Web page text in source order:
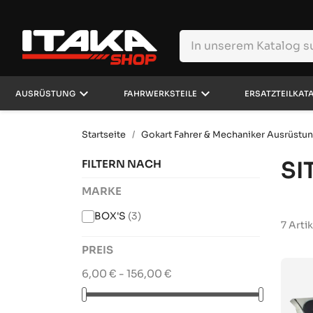
AUSRÜSTUNG keyboard_arrow_down FAHRWERKSTEILE keyboard_arrow_down
Startseite Gokart Fahrer & Mechaniker
FILTERN NACH
MARKE
BOX'S (3)
PREIS
6,00 € - 156,00 €
7